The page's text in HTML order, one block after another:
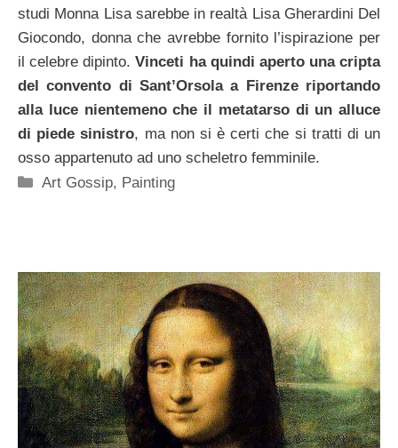
studi Monna Lisa sarebbe in realtà Lisa Gherardini Del
Giocondo, donna che avrebbe fornito l’ispirazione per
il celebre dipinto.Vinceti ha quindi aperto una cripta
del convento di Sant’Orsola a Firenze riportando
alla luce nientemeno che il metatarso di un alluce
di piede sinistro, ma non si è certi che si tratti di un
osso appartenuto ad uno scheletro femminile.
Categorie
Art Gossip, Painting